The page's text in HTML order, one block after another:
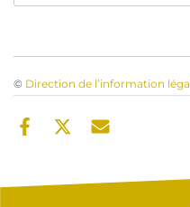
© Direction de l’information